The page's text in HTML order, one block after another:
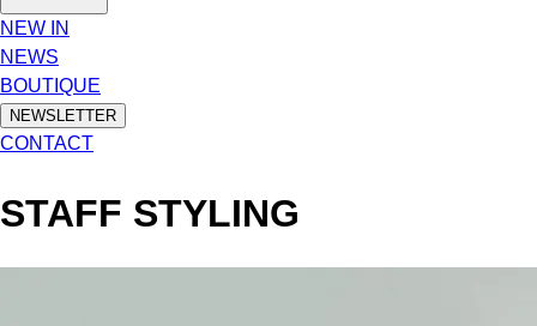
NEW IN
NEWS
BOUTIQUE
NEWSLETTER
CONTACT
STAFF STYLING